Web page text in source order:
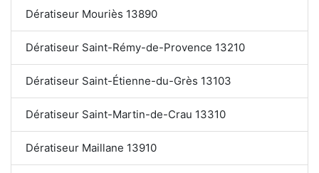
Dératiseur Mouriès 13890
Dératiseur Saint-Rémy-de-Provence 13210
Dératiseur Saint-Étienne-du-Grès 13103
Dératiseur Saint-Martin-de-Crau 13310
Dératiseur Maillane 13910